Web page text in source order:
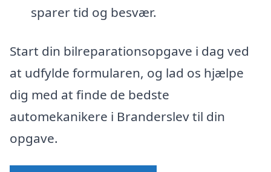
sparer tid og besvær.
Start din bilreparationsopgave i dag ved
at udfylde formularen, og lad os hjælpe
dig med at finde de bedste
automekanikere i Branderslev til din
opgave.